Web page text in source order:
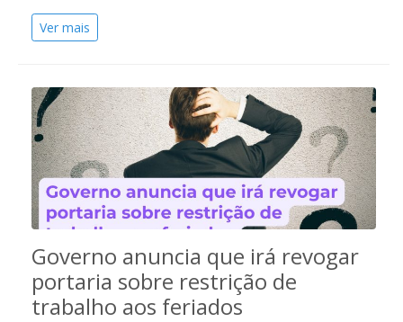
Ver mais
Governo anuncia que irá revogar
portaria sobre restrição de
trabalho aos feriados